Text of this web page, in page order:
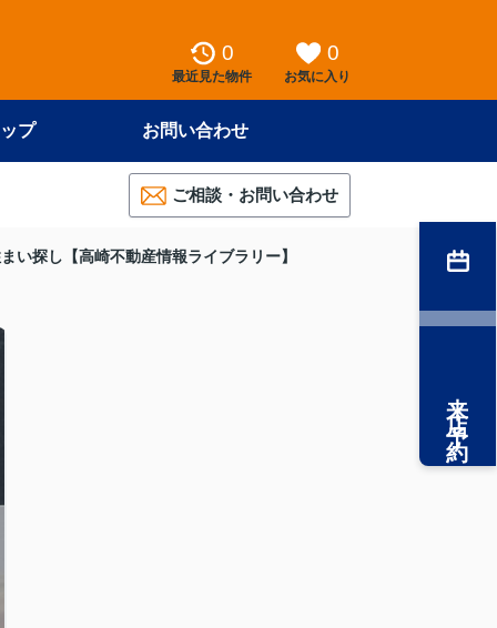
0
最近見た物件
0
お気に入り
プ お問い合わせ
ご相談・お問い合わせ
い探し【高崎不動産情報ライブラリー】
来店予約